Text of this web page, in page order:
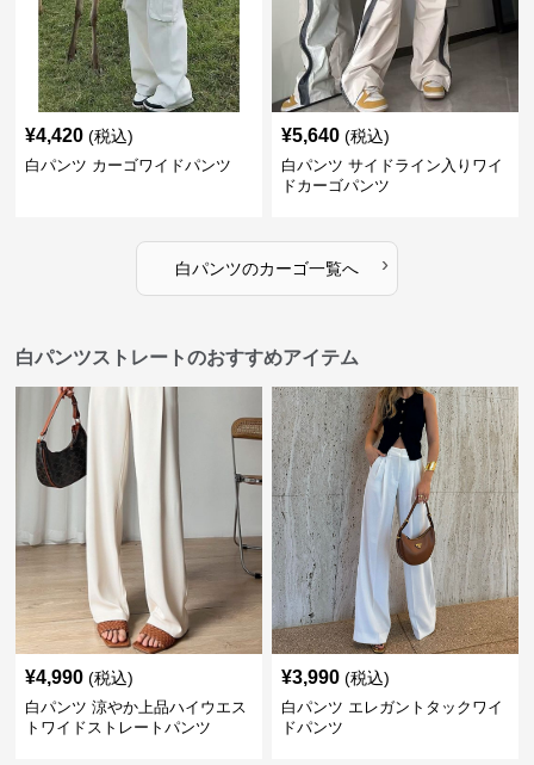
¥4,420 (税込)
白パンツ カーゴワイドパンツ
¥5,640 (税込)
白パンツ サイドライン入りワイ
ドカーゴパンツ
白パンツのカーゴ一覧へ ›
白パンツストレートのおすすめアイテム
¥4,990 (税込)
白パンツ 涼やか上品ハイウエス
トワイドストレートパンツ
¥3,990 (税込)
白パンツ エレガントタックワイ
ドパンツ